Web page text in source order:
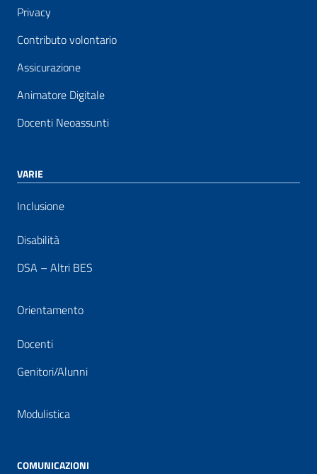
Privacy
Contributo volontario
Assicurazione
Animatore Digitale
Docenti Neoassunti
VARIE
Inclusione
Disabilità
DSA – Altri BES
Orientamento
Docenti
Genitori/Alunni
Modulistica
COMUNICAZIONI